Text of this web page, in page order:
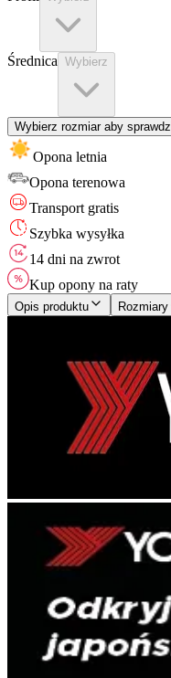
Średnica Wybierz
Wybierz rozmiar aby
Opona letnia
Opona terenowa
Transport gratis
Szybka wysyłka
14 dni na zwrot
Kup opony na raty
Opis produktu Rozmiary